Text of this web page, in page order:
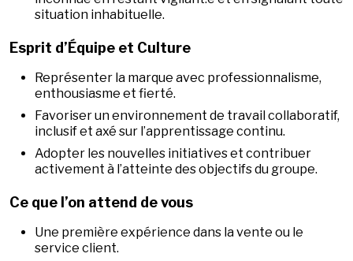
situation inhabituelle.
Esprit d’Équipe et Culture
Représenter la marque avec professionnalisme,
enthousiasme et fierté.
Favoriser un environnement de travail collaboratif,
inclusif et axé sur l’apprentissage continu.
Adopter les nouvelles initiatives et contribuer
activement à l’atteinte des objectifs du groupe.
Ce que l’on attend de vous
Une première expérience dans la vente ou le
service client.